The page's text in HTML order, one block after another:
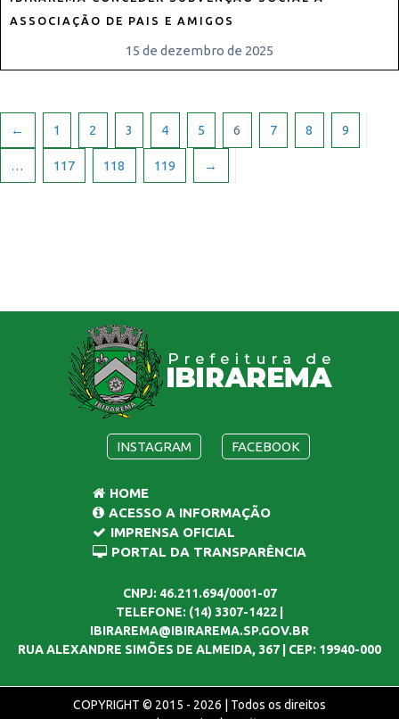
ASSOCIAÇÃO DE PAIS E AMIGOS
15 de dezembro de 2025
← 1 2 3 4 5 6 7 8 9
… 117 118 119 →
INSTAGRAM FACEBOOK
HOME
ACESSO A INFORMAÇÃO
IMPRENSA OFICIAL
PORTAL DA TRANSPARÊNCIA
CNPJ: 46.211.694/0001-07
TELEFONE: (14) 3307-1422 |
IBIRAREMA@IBIRAREMA.SP.GOV.BR
RUA ALEXANDRE SIMÕES DE ALMEIDA, 367 | CEP: 19940-000
COPYRIGHT © 2015 - 2026 | Todos os direitos